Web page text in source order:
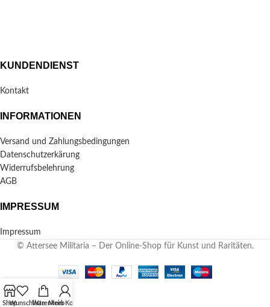
KUNDENDIENST
Kontakt
INFORMATIONEN
Versand und Zahlungsbedingungen
Datenschutzerkärung
Widerrufsbelehrung
AGB
IMPRESSUM
Impressum
© Attersee Militaria – Der Online-Shop für Kunst und Raritäten.
ShopWunschlisteWarenkorbMein Konto